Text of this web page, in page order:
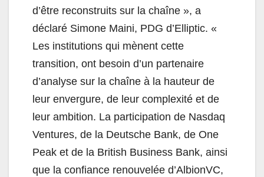
d’être reconstruits sur la chaîne », a
déclaré Simone Maini, PDG d’Elliptic. «
Les institutions qui mènent cette
transition, ont besoin d’un partenaire
d’analyse sur la chaîne à la hauteur de
leur envergure, de leur complexité et de
leur ambition. La participation de Nasdaq
Ventures, de la Deutsche Bank, de One
Peak et de la British Business Bank, ainsi
que la confiance renouvelée d’AlbionVC,